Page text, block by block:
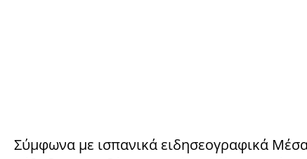
Σύμφωνα με ισπανικά ειδησεογραφικά